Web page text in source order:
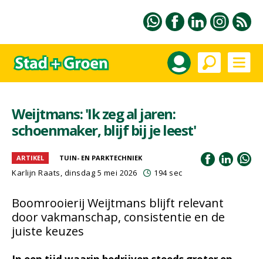
Weijtmans: 'Ik zeg al jaren:
schoenmaker, blijf bij je leest'
ARTIKEL TUIN- EN PARKTECHNIEK
Karlijn Raats, dinsdag 5 mei 2026 194 sec
Boomrooierij Weijtmans blijft relevant
door vakmanschap, consistentie en de
juiste keuzes